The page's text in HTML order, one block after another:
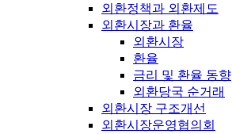
외환정책과 외환제도
외환시장과 환율
외환시장
환율
금리 및 환율 동향
외환당국 순거래
외환시장 구조개선
외환시장운영협의회